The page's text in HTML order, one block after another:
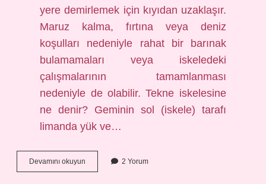
yere demirlemek için kıyıdan uzaklaşır.
Maruz kalma, fırtına veya deniz
koşulları nedeniyle rahat bir barınak
bulamamaları veya iskeledeki
çalışmalarının tamamlanması
nedeniyle de olabilir. Tekne iskelesine
ne denir? Geminin sol (iskele) tarafı
limanda yük ve…
Devamını okuyun
Teknenin
2 Yorum